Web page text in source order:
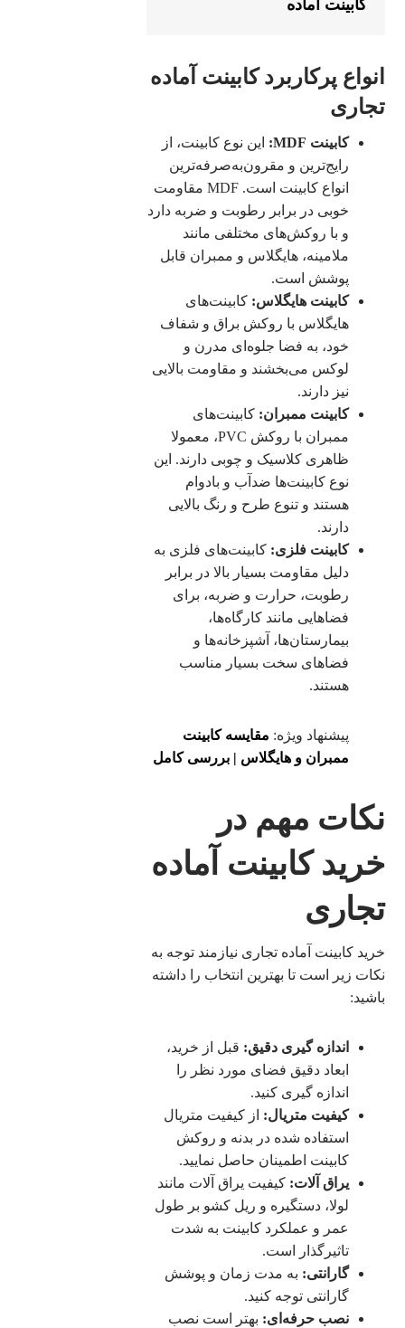
کابینت آماده
انواع پرکاربرد کابینت آماده
تجاری
کابینت MDF:
این نوع کابینت، از
رایج‌ترین و مقرون‌به‌صرفه‌ترین
انواع کابینت است. MDF مقاومت
خوبی در برابر رطوبت و ضربه دارد
و با روکش‌های مختلفی مانند
ملامینه، هایگلاس و ممبران قابل
پوشش است.
کابینت هایگلاس: کابینت‌های
هایگلاس با روکش براق و شفاف
خود، به فضا جلوه‌ای مدرن و
لوکس می‌بخشند و مقاومت بالایی
نیز دارند.
کابینت ممبران: کابینت‌های
ممبران با روکش PVC، معمولا
ظاهری کلاسیک و چوبی دارند. این
نوع کابینت‌ها ضدآب و بادوام
هستند و تنوع طرح و رنگ بالایی
دارند.
کابینت فلزی: کابینت‌های فلزی به
دلیل مقاومت بسیار بالا در برابر
رطوبت، حرارت و ضربه، برای
فضاهایی مانند کارگاه‌ها،
بیمارستان‌ها، آشپزخانه‌ها و
فضاهای سخت بسیار مناسب
هستند.
پیشنهاد ویژه: مقایسه کابینت
ممبران و هایگلاس | بررسی کامل
نکات مهم در
خرید کابینت آماده
تجاری
خرید کابینت آماده تجاری نیازمند توجه به
نکات زیر است تا بهترین انتخاب را داشته
باشید:
اندازه گیری دقیق: قبل از خرید،
ابعاد دقیق فضای مورد نظر را
اندازه گیری کنید.
کیفیت متریال: از کیفیت متریال
استفاده شده در بدنه و روکش
کابینت اطمینان حاصل نمایید.
یراق آلات: کیفیت یراق آلات مانند
لولا، دستگیره و ریل کشو بر طول
عمر و عملکرد کابینت به شدت
تاثیرگذار است.
گارانتی: به مدت زمان و پوشش
گارانتی توجه کنید.
نصب حرفه‌ای: بهتر است نصب